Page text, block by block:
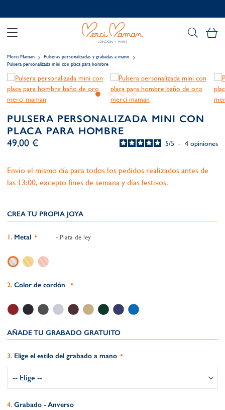
Merci Maman
Pulseras personalizadas y grabadas a mano
Pulsera personalizada mini con placa para hombre
PULSERA PERSONALIZADA MINI CON
PLACA PARA HOMBRE
5/5 - 4 opiniones
49,00 €
Envío el mismo día para todos los pedidos realizados antes de
las 13:00, excepto fines de semana y días festivos.
CREA TU PROPIA JOYA
Metal - Plata de ley
Color de cordón
AÑADE TU GRABADO GRATUITO​
Elige el estilo del grabado a mano
Grabado - Anverso